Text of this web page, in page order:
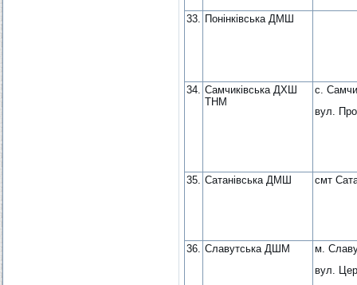
33. Понінківська ДМШ
34. Самчиківська ДХШ
ТНМ
с.
вул.
35. Сатанівська ДМШ смт
36. Славутська ДШМ
м.
вул.